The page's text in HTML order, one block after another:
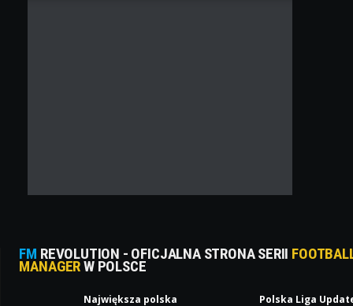
FM REVOLUTION - OFICJALNA STRONA SERII
MANAGERW POLSCE
Największa polska
Polska Liga